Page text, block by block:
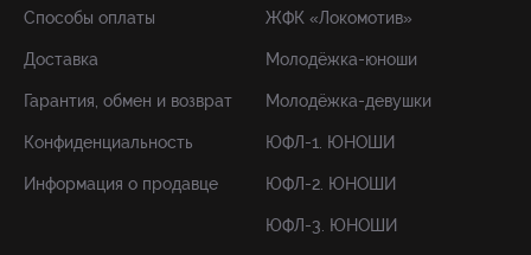
Способы оплаты
Доставка
Гарантия, обмен и возврат
Конфиденциальность
Информация о продавце
ЖФК «Локомотив»
Молодёжка-юноши
Молодёжка-девушки
ЮФЛ-1. ЮНОШИ
ЮФЛ-2. ЮНОШИ
ЮФЛ-3. ЮНОШИ